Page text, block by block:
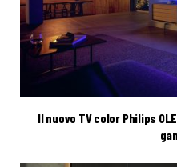
Il nuovo TV color Philips